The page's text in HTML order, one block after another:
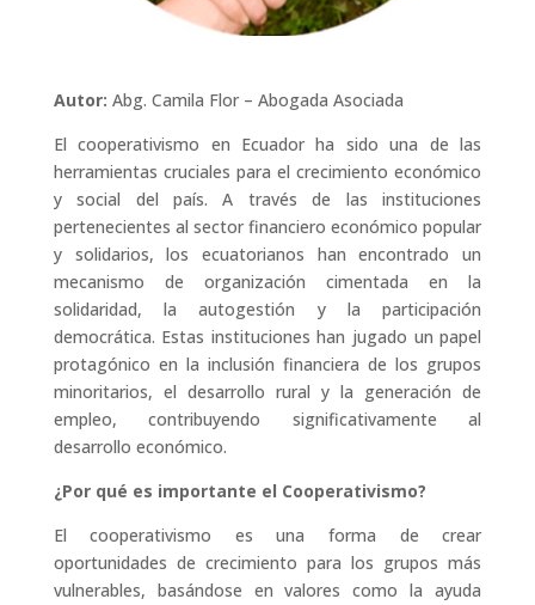
Autor: Abg. Camila Flor – Abogada Asociada
El cooperativismo en Ecuador ha sido una de las
herramientas cruciales para el crecimiento económico
y social del país. A través de las instituciones
pertenecientes al sector financiero económico popular
y solidarios, los ecuatorianos han encontrado un
mecanismo de organización cimentada en la
solidaridad, la autogestión y la participación
democrática. Estas instituciones han jugado un papel
protagónico en la inclusión financiera de los grupos
minoritarios, el desarrollo rural y la generación de
empleo, contribuyendo significativamente al
desarrollo económico.
¿Por qué es importante el Cooperativismo?
El cooperativismo es una forma de crear
oportunidades de crecimiento para los grupos más
vulnerables, basándose en valores como la ayuda